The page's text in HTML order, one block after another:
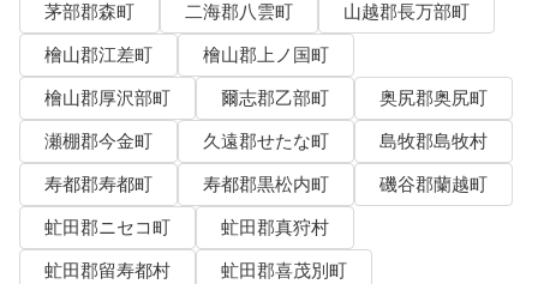
茅部郡森町
二海郡八雲町
山越郡長万部町
檜山郡江差町
檜山郡上ノ国町
檜山郡厚沢部町
爾志郡乙部町
奥尻郡奥尻町
瀬棚郡今金町
久遠郡せたな町
島牧郡島牧村
寿都郡寿都町
寿都郡黒松内町
磯谷郡蘭越町
虻田郡ニセコ町
虻田郡真狩村
虻田郡留寿都村
虻田郡喜茂別町